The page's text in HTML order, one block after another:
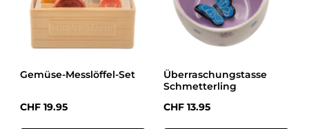
Gemüse-Messlöffel-Set
Regulärer Preis:
CHF 19.95
Überraschungstasse
Schmetterling
Regulärer Preis:
CHF 13.95